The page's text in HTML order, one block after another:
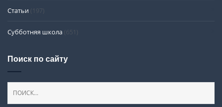
Статьи (197)
Субботняя школа (651)
Поиск по сайту